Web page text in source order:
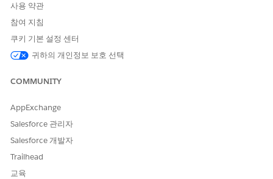
사용 약관
참여 지침
쿠키 기본 설정 센터
귀하의 개인정보 보호 선택
COMMUNITY
AppExchange
Salesforce 관리자
Salesforce 개발자
Trailhead
교육